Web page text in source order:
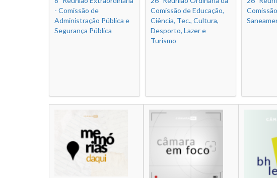
Administração Pública e
Segurança Pública
Ciência, Tec., Cultura,
Desporto, Lazer e
Turismo